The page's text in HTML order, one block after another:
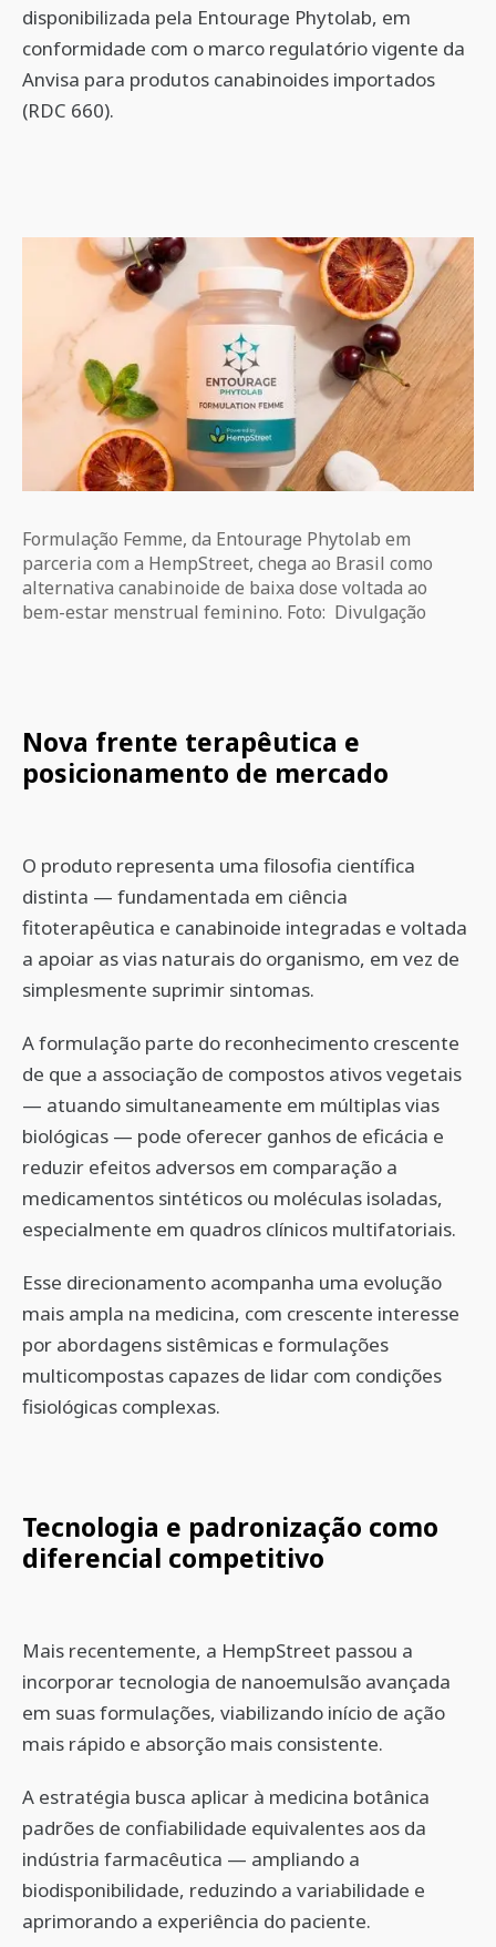
disponibilizada pela Entourage Phytolab, em
conformidade com o marco regulatório vigente da
Anvisa para produtos canabinoides importados
(RDC 660).
Formulação Femme, da Entourage Phytolab em
parceria com a HempStreet, chega ao Brasil como
alternativa canabinoide de baixa dose voltada ao
bem-estar menstrual feminino. Foto: Divulgação
Nova frente terapêutica e
posicionamento de mercado
O produto representa uma filosofia científica
distinta — fundamentada em ciência
fitoterapêutica e canabinoide integradas e voltada
a apoiar as vias naturais do organismo, em vez de
simplesmente suprimir sintomas.
A formulação parte do reconhecimento crescente
de que a associação de compostos ativos vegetais
— atuando simultaneamente em múltiplas vias
biológicas — pode oferecer ganhos de eficácia e
reduzir efeitos adversos em comparação a
medicamentos sintéticos ou moléculas isoladas,
especialmente em quadros clínicos multifatoriais.
Esse direcionamento acompanha uma evolução
mais ampla na medicina, com crescente interesse
por abordagens sistêmicas e formulações
multicompostas capazes de lidar com condições
fisiológicas complexas.
Tecnologia e padronização como
diferencial competitivo
Mais recentemente, a HempStreet passou a
incorporar tecnologia de nanoemulsão avançada
em suas formulações, viabilizando início de ação
mais rápido e absorção mais consistente.
A estratégia busca aplicar à medicina botânica
padrões de confiabilidade equivalentes aos da
indústria farmacêutica — ampliando a
biodisponibilidade, reduzindo a variabilidade e
aprimorando a experiência do paciente.